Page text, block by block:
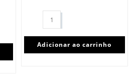
Adicionar ao carrinho